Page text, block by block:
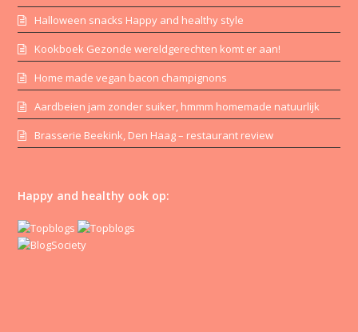
Halloween snacks Happy and healthy style
Kookboek Gezonde wereldgerechten komt er aan!
Home made vegan bacon champignons
Aardbeien jam zonder suiker, hmmm homemade natuurlijk
Brasserie Beekink, Den Haag – restaurant review
Happy and healthy ook op: